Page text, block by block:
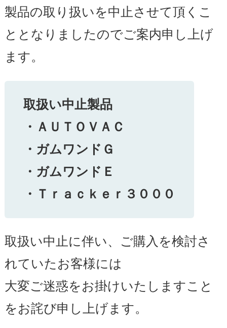
製品の取り扱いを中止させて頂くこ
ととなりましたのでご案内申し上げ
ます。
取扱い中止製品
・ＡＵＴＯＶＡＣ
・ガムワンドＧ
・ガムワンドＥ
・Ｔｒａｃｋｅｒ３０００
取扱い中止に伴い、ご購入を検討さ
れていたお客様には
大変ご迷惑をお掛けいたしますこと
をお詫び申し上げます。